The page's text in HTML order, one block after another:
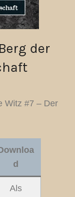
der
Witz #7 – Der
d
Als